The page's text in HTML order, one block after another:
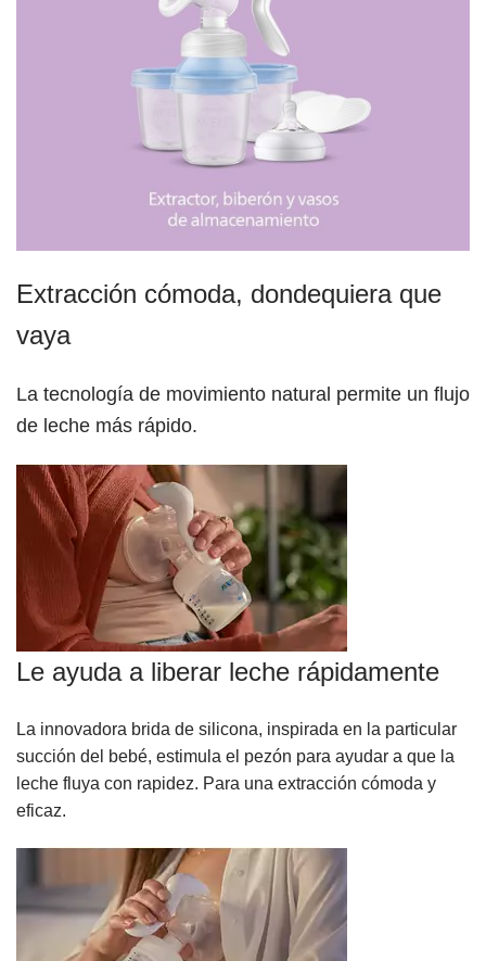
Extracción cómoda, dondequiera que
vaya
La tecnología de movimiento natural permite un flujo
de leche más rápido.
Le ayuda a liberar leche rápidamente
La innovadora brida de silicona, inspirada en la particular
succión del bebé, estimula el pezón para ayudar a que la
leche fluya con rapidez. Para una extracción cómoda y
eficaz.